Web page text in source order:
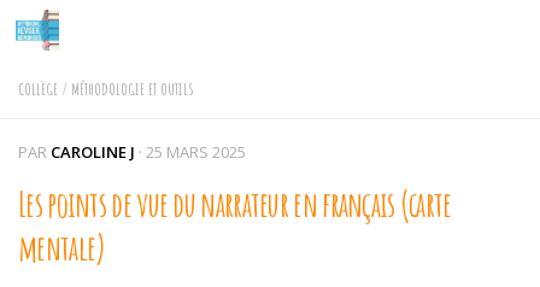
Skip to content
COLLÈGE / MÉTHODOLOGIE ET OUTILS
PAR CAROLINE J · 25 MARS 2025
Les points de vue du narrateur en français (carte
mentale)